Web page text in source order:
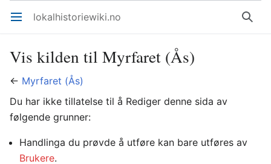
Åpne hovedmenyen lokalhistoriewiki.no Søk
Vis kilden til Myrfaret (Ås)
← Myrfaret (Ås)
Du har ikke tillatelse til å Rediger denne sida av
følgende grunner:
Handlinga du prøvde å utføre kan bare utføres av
Brukere.